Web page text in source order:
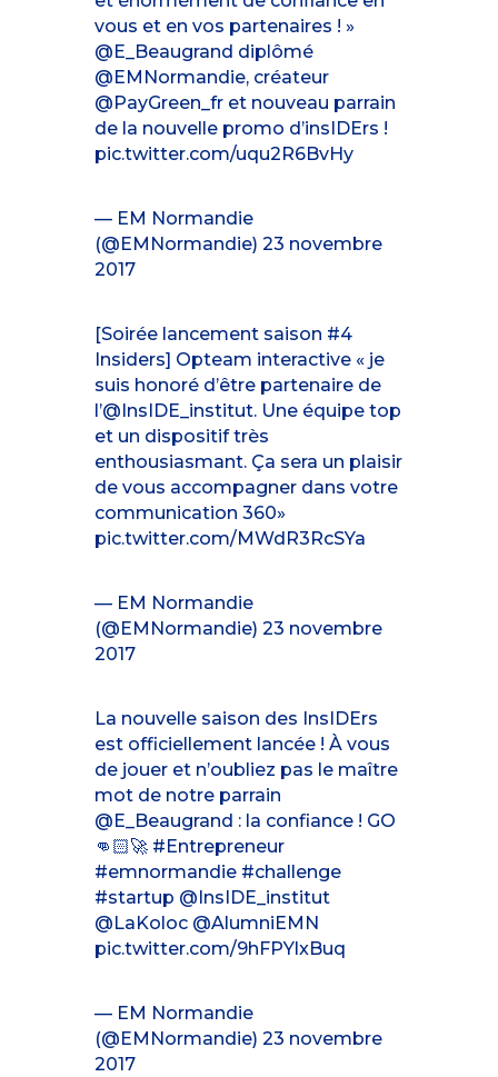
vous et en vos partenaires ! »
@E_Beaugrand diplômé
@EMNormandie, créateur
@PayGreen_fret nouveau parrain
de la nouvelle promo d’insIDErs !
pic.twitter.com/uqu2R6BvHy
— EM Normandie
(@EMNormandie) 23 novembre
2017
[Soirée lancement saison #4
Insiders] Opteam interactive « je
suis honoré d’être partenaire de
l’@InsIDE_institut. Une équipe top
et un dispositif très
enthousiasmant. Ça sera un plaisir
de vous accompagner dans votre
communication 360»
pic.twitter.com/MWdR3RcSYa
— EM Normandie
(@EMNormandie) 23 novembre
2017
La nouvelle saison des InsIDErs
est officiellement lancée ! À vous
de jouer et n’oubliez pas le maître
mot de notre parrain
@E_Beaugrand : la confiance ! GO
👊🏻🚀 #Entrepreneur
#emnormandie #challenge
#startup @InsIDE_institut
@LaKoloc @AlumniEMN
pic.twitter.com/9hFPYlxBuq
— EM Normandie
(@EMNormandie) 23 novembre
2017